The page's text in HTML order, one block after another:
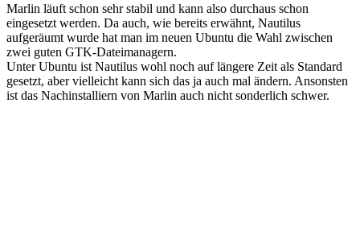
Marlin läuft schon sehr stabil und kann also durchaus schon
eingesetzt werden. Da auch, wie bereits erwähnt, Nautilus
aufgeräumt wurde hat man im neuen Ubuntu die Wahl zwischen
zwei guten GTK-Dateimanagern.
Unter Ubuntu ist Nautilus wohl noch auf längere Zeit als Standard
gesetzt, aber vielleicht kann sich das ja auch mal ändern. Ansonsten
ist das Nachinstalliern von Marlin auch nicht sonderlich schwer.